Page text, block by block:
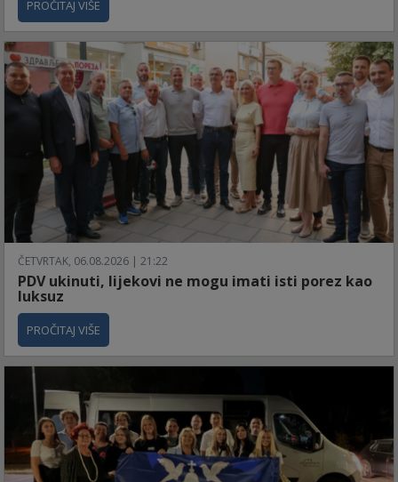
PROČITAJ VIŠE
ČETVRTAK, 06.08.2026 | 21:22
PDV ukinuti, lijekovi ne mogu imati isti porez kao
luksuz
PROČITAJ VIŠE